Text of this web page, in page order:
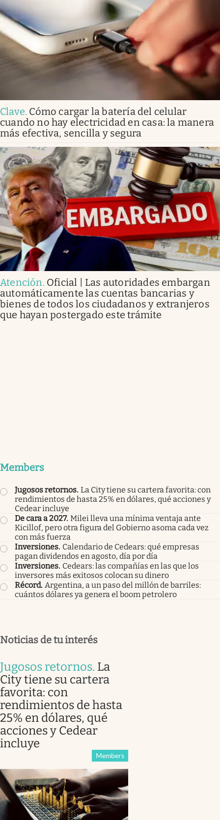
Clave. Cómo cargar la batería del celular
cuando no hay electricidad en casa: la manera
más efectiva, sencilla y segura
Atención. Oficial | Las autoridades embargan
automáticamente las cuentas bancarias y
bienes de todos los ciudadanos y extranjeros
que hayan postergado este trámite
Members
Jugosos retornos. La City tiene su cartera favorita: con
rendimientos de hasta 25% en dólares, qué acciones y
Cedear incluye
De cara a 2027. Milei lleva una mínima ventaja ante
Kicillof, pero otra figura del Gobierno asoma cada vez
con más fuerza
Inversiones. Calendario de Cedears: qué empresas
pagan dividendos en agosto, día por día
Inversiones. Cedears: las compañías en las que los
inversores más exitosos colocan su dinero
Récord. Argentina, a un paso del millón de barriles:
cuántos dólares ya genera el boom petrolero
Noticias de tu interés
Jugosos retornos. La
City tiene su cartera
favorita: con
rendimientos de hasta
25% en dólares, qué
acciones y Cedear
incluye
Members